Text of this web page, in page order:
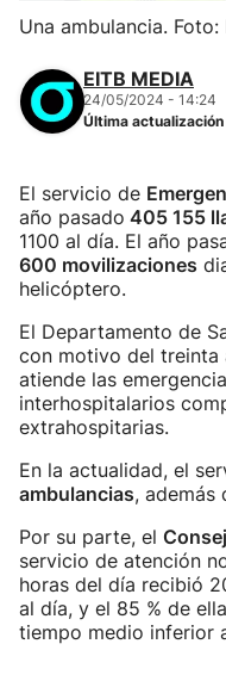
Una ambulancia. Foto:
EITB MEDIA
24/05/2024 - 14:24
Última actualización
El servicio de
año pasado 405 155
1100 al día. El año
600 movilizaciones
helicóptero.
El Departamento de
con motivo del treinta
atiende las
interhospitalarios
extrahospitarias.
En la actualidad, el
ambulancias, además
Por su parte, el
servicio de atención
horas del día recibió
al día, y el 85 % de
tiempo medio inferior